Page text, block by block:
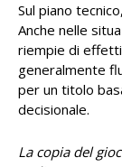
Sul piano
Anche nelle
riempie di
generalmente
per un titolo
decisionale.
La copia del